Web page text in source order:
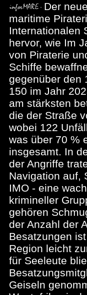
Der
maritime
Internationalen
hervor, wie Im
von Piraterie
Schiffe
gegenüber den
150 im Jahr
am stärksten
die der Straße
wobei 122
was über 70 %
insgesamt. In
der Angriffe
Navigation auf,
IMO - eine
krimineller
gehören
der Anzahl der
Besatzungen
Region leicht
für Seeleute
Geiseln